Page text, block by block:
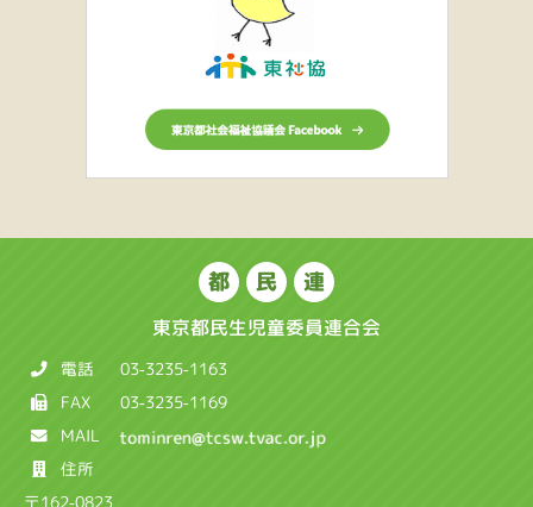
都 民 連
東京都民生児童委員連合会
電話 03-3235-1163
FAX 03-3235-1169
MAIL
住所
〒162-0823